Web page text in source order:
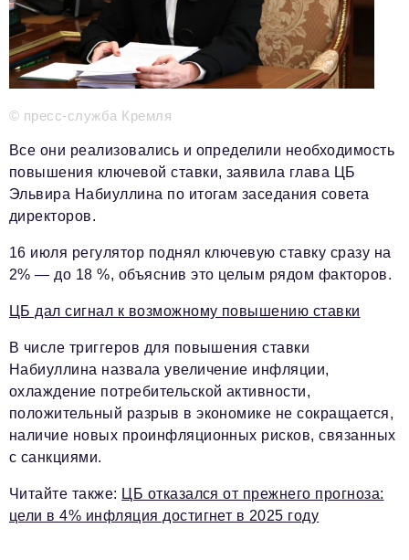
Электронные почты редакции:
Информационный отдел
info@business-magazine.online
Отдел рекламы
podpiska@business-magazine.online
Отдел по работе с партнерами
partner@business-magazine.online
© пресс-служба Кремля
Все они реализовались и определили необходимость
повышения ключевой ставки, заявила глава ЦБ
Эльвира Набиуллина по итогам заседания совета
директоров.
16 июля регулятор поднял ключевую ставку сразу на
2% — до 18 %, объяснив это целым рядом факторов.
ЦБ дал сигнал к возможному повышению ставки
В числе триггеров для повышения ставки
Набиуллина назвала увеличение инфляции,
охлаждение потребительской активности,
положительный разрыв в экономике не сокращается,
наличие новых проинфляционных рисков, связанных
с санкциями.
Читайте также: ЦБ отказался от прежнего прогноза:
цели в 4% инфляция достигнет в 2025 году